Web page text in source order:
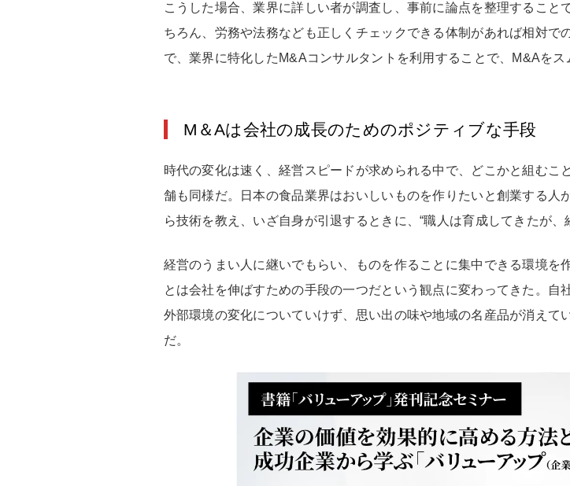
こうした場合、業界に詳しい者が調査し、事前に論点を整理するこ
ちろん、労務や法務なども正しくチェックできる体制があれば相対で
で、業界に特化したM&Aコンサルタントを利用することで、M&Aをス
M＆Aは会社の成長のためのポジティブな手段
時代の変化は速く、経営スピードが求められる中で、どこかと組む
舗も同様だ。日本の食品業界はおいしいものを作りたいと創業する
ら技術を教え、いざ自身が引退するときに、“職人は育成してきたが
経営のうまい人に継いでもらい、ものを作ることに集中できる環境を
とは会社を伸ばすための手段の一つだという観点に変わってきた。
外部環境の変化についていけず、思い出の味や地域の名産品が消え
だ。